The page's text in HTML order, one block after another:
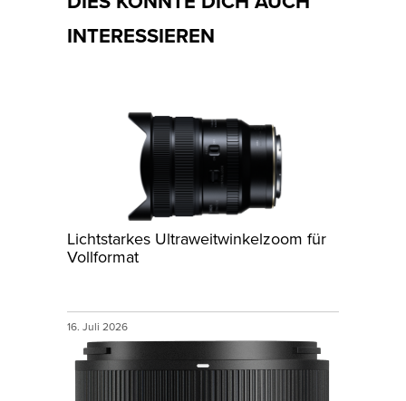
INTERESSIEREN
Lichtstarkes Ultraweitwinkelzoom für
Vollformat
16. Juli 2026